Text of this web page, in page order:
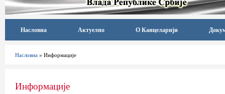
Насловна Актуелно О Канцеларији
Насловна » Информације
Информације